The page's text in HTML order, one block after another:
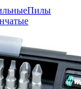
Пилы